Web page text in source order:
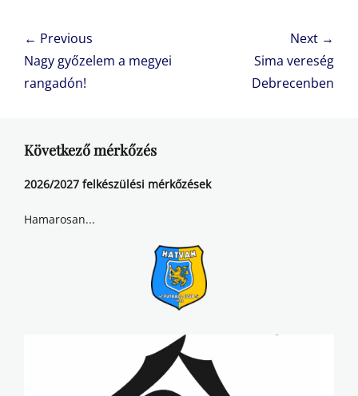
Bejegyzés
navigáció
← Previous
Previous
post:
Nagy győzelem a megyei
rangadón!
Next →
Sima vereség
Debrecenben
Következő mérkőzés
2026/2027 felkészülési mérkőzések
Hamarosan...